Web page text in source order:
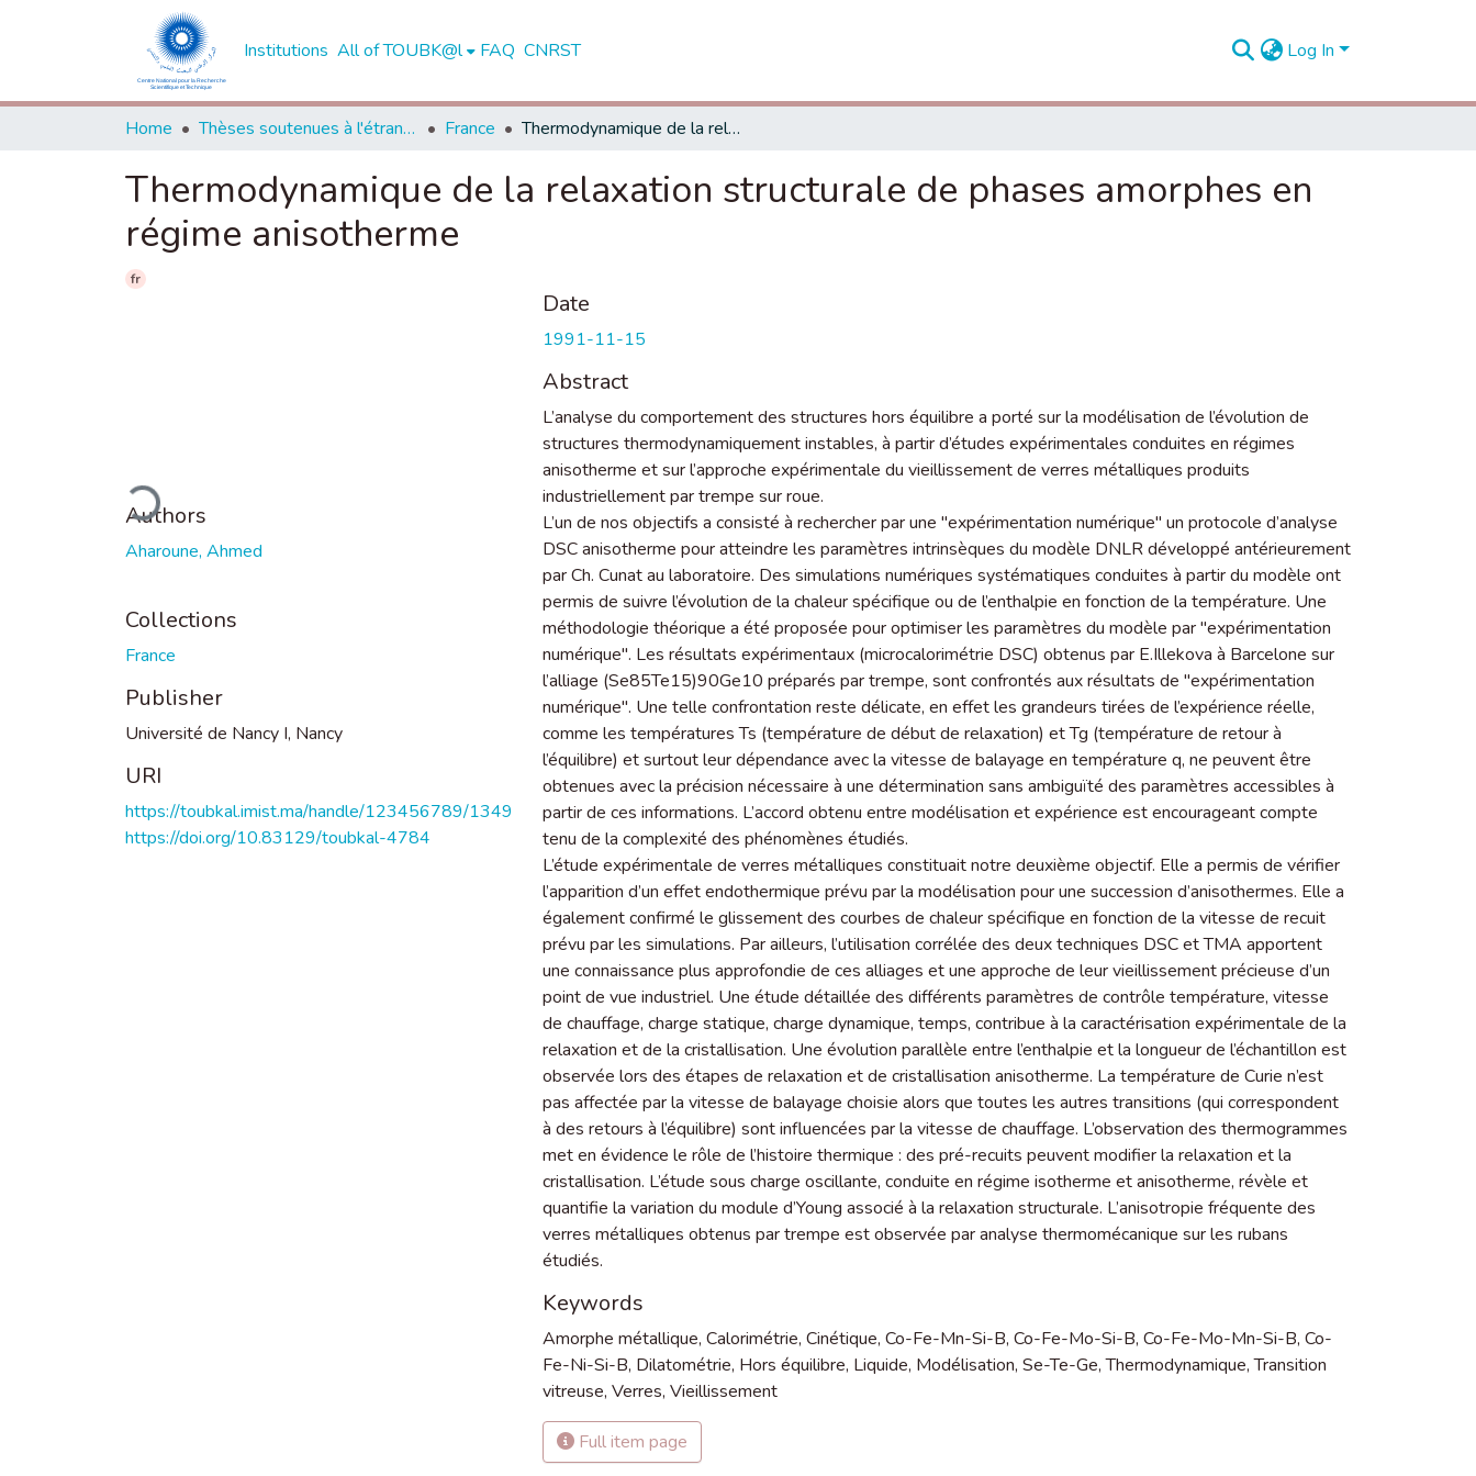
Institutions All of TOUBK@l FAQ CNRST Log In
Home Thèses soutenues à l'étranger France Thermodynamique de la relaxation structurale de phases amorphes en régime anisotherme
Thermodynamique de la relaxation structurale de phases amorphes en
régime anisotherme
fr
Loading...
Authors
Aharoune, Ahmed
Collections
France
Publisher
Université de Nancy I, Nancy
URI
https://toubkal.imist.ma/handle/123456789/1349
https://doi.org/10.83129/toubkal-4784
Date
1991-11-15
Abstract
L’analyse du comportement des structures hors équilibre a porté sur la modélisation de l’évolution de
structures thermodynamiquement instables, à partir d’études expérimentales conduites en régimes
anisotherme et sur l’approche expérimentale du vieillissement de verres métalliques produits
industriellement par trempe sur roue.
L’un de nos objectifs a consisté à rechercher par une ″expérimentation numérique″ un protocole d’analyse
DSC anisotherme pour atteindre les paramètres intrinsèques du modèle DNLR développé antérieurement
par Ch. Cunat au laboratoire. Des simulations numériques systématiques conduites à partir du modèle ont
permis de suivre l’évolution de la chaleur spécifique ou de l’enthalpie en fonction de la température. Une
méthodologie théorique a été proposée pour optimiser les paramètres du modèle par ″expérimentation
numérique″. Les résultats expérimentaux (microcalorimétrie DSC) obtenus par E.Illekova à Barcelone sur
l’alliage (Se85Te15)90Ge10 préparés par trempe, sont confrontés aux résultats de ″expérimentation
numérique″. Une telle confrontation reste délicate, en effet les grandeurs tirées de l’expérience réelle,
comme les températures Ts (température de début de relaxation) et Tg (température de retour à
l’équilibre) et surtout leur dépendance avec la vitesse de balayage en température q, ne peuvent être
obtenues avec la précision nécessaire à une détermination sans ambiguïté des paramètres accessibles à
partir de ces informations. L’accord obtenu entre modélisation et expérience est encourageant compte
tenu de la complexité des phénomènes étudiés.
L’étude expérimentale de verres métalliques constituait notre deuxième objectif. Elle a permis de vérifier
l’apparition d’un effet endothermique prévu par la modélisation pour une succession d’anisothermes. Elle a
également confirmé le glissement des courbes de chaleur spécifique en fonction de la vitesse de recuit
prévu par les simulations. Par ailleurs, l’utilisation corrélée des deux techniques DSC et TMA apportent
une connaissance plus approfondie de ces alliages et une approche de leur vieillissement précieuse d’un
point de vue industriel. Une étude détaillée des différents paramètres de contrôle température, vitesse
de chauffage, charge statique, charge dynamique, temps, contribue à la caractérisation expérimentale de la
relaxation et de la cristallisation. Une évolution parallèle entre l’enthalpie et la longueur de l’échantillon est
observée lors des étapes de relaxation et de cristallisation anisotherme. La température de Curie n’est
pas affectée par la vitesse de balayage choisie alors que toutes les autres transitions (qui correspondent
à des retours à l’équilibre) sont influencées par la vitesse de chauffage. L’observation des thermogrammes
met en évidence le rôle de l’histoire thermique : des pré-recuits peuvent modifier la relaxation et la
cristallisation. L’étude sous charge oscillante, conduite en régime isotherme et anisotherme, révèle et
quantifie la variation du module d’Young associé à la relaxation structurale. L’anisotropie fréquente des
verres métalliques obtenus par trempe est observée par analyse thermomécanique sur les rubans
étudiés.
Keywords
Amorphe métallique, Calorimétrie, Cinétique, Co-Fe-Mn-Si-B, Co-Fe-Mo-Si-B, Co-Fe-Mo-Mn-Si-B, Co-
Fe-Ni-Si-B, Dilatométrie, Hors équilibre, Liquide, Modélisation, Se-Te-Ge,Thermodynamique,Transition
vitreuse, Verres, Vieillissement
Full item page